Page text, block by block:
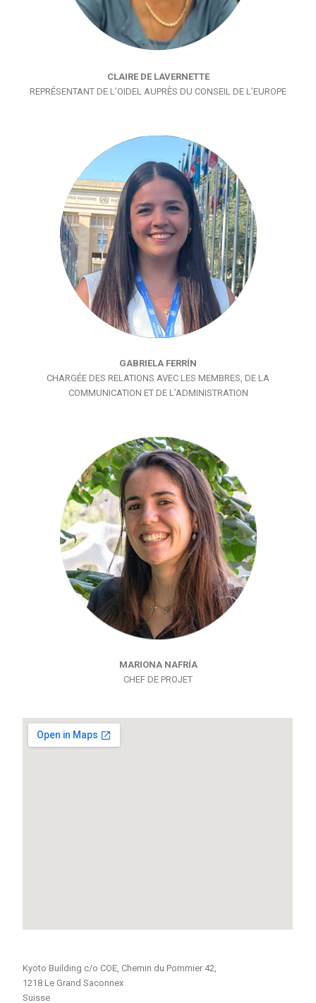
CLAIRE DE LAVERNETTE
REPRÉSENTANT DE L’OIDEL AUPRÈS DU CONSEIL DE L’EUROPE
GABRIELA FERRÍN
CHARGÉE DES RELATIONS AVEC LES MEMBRES, DE LA
COMMUNICATION ET DE L’ADMINISTRATION
MARIONA NAFRÍA
CHEF DE PROJET
Kyoto Building c/o COE, Chemin du Pommier 42,
1218 Le Grand Saconnex
Suisse